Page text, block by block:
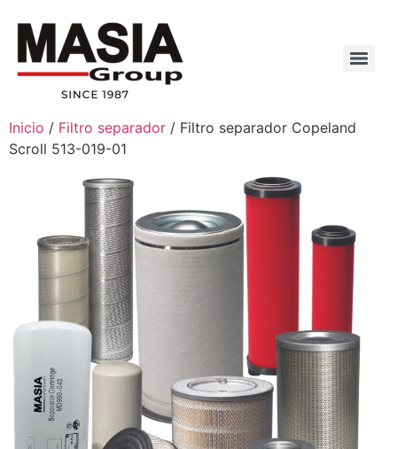
Inicio / Filtro separador / Filtro separador Copeland
Scroll 513-019-01